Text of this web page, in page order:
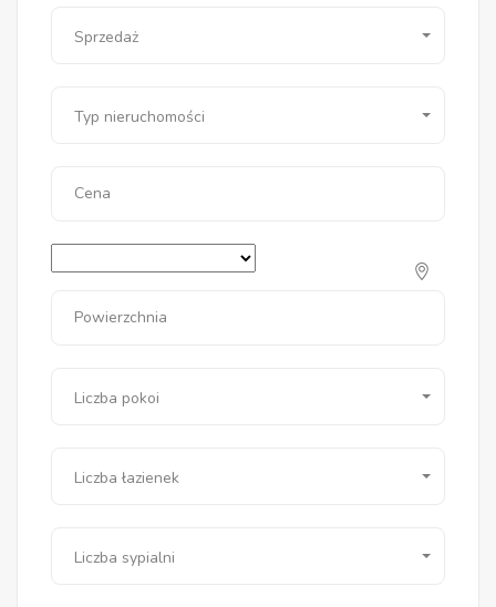
Sprzedaż
Typ nieruchomości
Cena
Powierzchnia
Liczba pokoi
Liczba łazienek
Liczba sypialni